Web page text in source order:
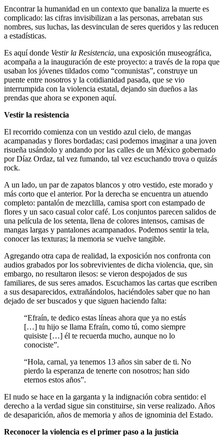
Encontrar la humanidad en un contexto que banaliza la muerte es
complicado: las cifras invisibilizan a las personas, arrebatan sus
nombres, sus luchas, las desvinculan de seres queridos y las reducen
a estadísticas.
Es aquí donde Vestir la Resistencia, una exposición museográfica,
acompaña a la inauguración de este proyecto: a través de la ropa que
usaban los jóvenes tildados como “comunistas”, construye un
puente entre nosotros y la cotidianidad pasada, que se vio
interrumpida con la violencia estatal, dejando sin dueños a las
prendas que ahora se exponen aquí.
Vestir la resistencia
El recorrido comienza con un vestido azul cielo, de mangas
acampanadas y flores bordadas; casi podemos imaginar a una joven
risueña usándolo y andando por las calles de un México gobernado
por Díaz Ordaz, tal vez fumando, tal vez escuchando trova o quizás
rock.
A un lado, un par de zapatos blancos y otro vestido, este morado y
más corto que el anterior. Por la derecha se encuentra un atuendo
completo: pantalón de mezclilla, camisa sport con estampado de
flores y un saco casual color café. Los conjuntos parecen salidos de
una película de los setenta, llena de colores intensos, camisas de
mangas largas y pantalones acampanados. Podemos sentir la tela,
conocer las texturas; la memoria se vuelve tangible.
Agregando otra capa de realidad, la exposición nos confronta con
audios grabados por los sobrevivientes de dicha violencia, que, sin
embargo, no resultaron ilesos: se vieron despojados de sus
familiares, de sus seres amados. Escuchamos las cartas que escriben
a sus desaparecidos, extrañándolos, haciéndoles saber que no han
dejado de ser buscados y que siguen haciendo falta:
“Efraín, te dedico estas líneas ahora que ya no estás
[…] tu hijo se llama Efraín, como tú, como siempre
quisiste […] él te recuerda mucho, aunque no lo
conociste”.
“Hola, carnal, ya tenemos 13 años sin saber de ti. No
pierdo la esperanza de tenerte con nosotros; han sido
eternos estos años”.
El nudo se hace en la garganta y la indignación cobra sentido: el
derecho a la verdad sigue sin constituirse, sin verse realizado. Años
de desaparición, años de memoria y años de ignominia del Estado.
Reconocer la violencia es el primer paso a la justicia